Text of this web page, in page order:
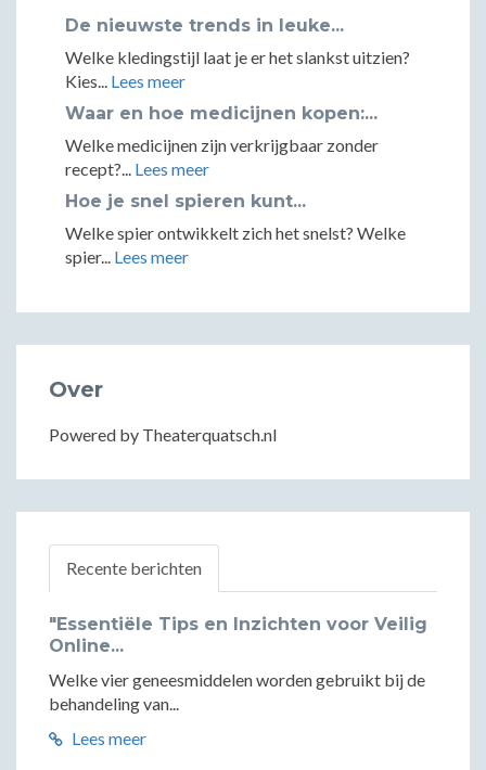
De nieuwste trends in leuke...
Welke kledingstijl laat je er het slankst uitzien?
Kies... Lees meer
Waar en hoe medicijnen kopen:...
Welke medicijnen zijn verkrijgbaar zonder
recept?... Lees meer
Hoe je snel spieren kunt...
Welke spier ontwikkelt zich het snelst? Welke
spier... Lees meer
Over
Powered by Theaterquatsch.nl
Recente berichten
"Essentiële Tips en Inzichten voor Veilig
Online...
Welke vier geneesmiddelen worden gebruikt bij de
behandeling van...
Lees meer